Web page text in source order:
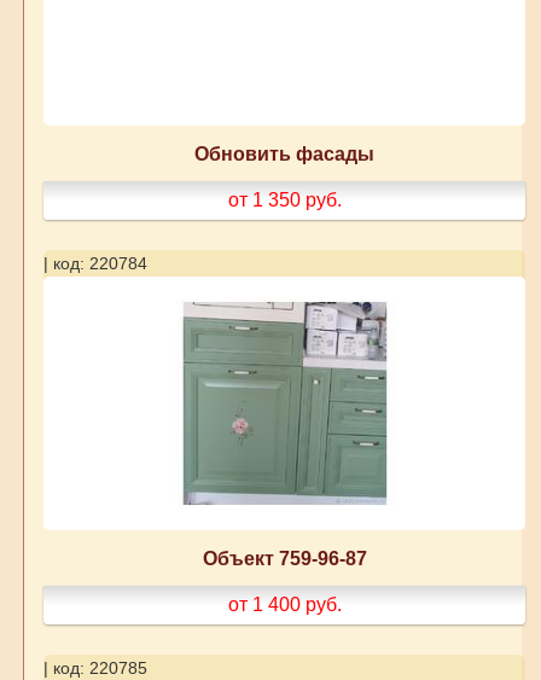
Обновить фасады
от 1 350 руб.
| код: 220784
Объект 759-96-87
от 1 400 руб.
| код: 220785